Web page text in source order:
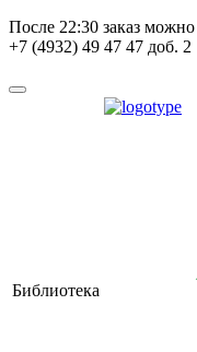
После 22:30 заказ
+7 (4932) 49 47 47 доб. 2
Библиотека